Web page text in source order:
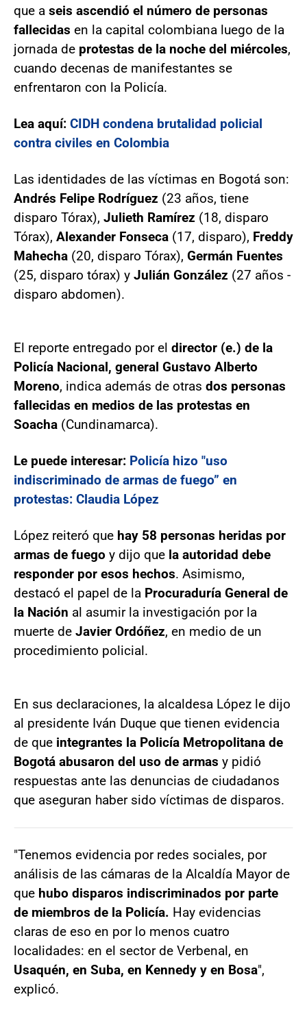
que a seis ascendió el número de personas
fallecidas en la capital colombiana luego de la
jornada de protestas de la noche del miércoles,
cuando decenas de manifestantes se
enfrentaron con la Policía.
Lea aquí: CIDH condena brutalidad policial
contra civiles en Colombia
Las identidades de las víctimas en Bogotá son:
Andrés Felipe Rodríguez (23 años, tiene
disparo Tórax), Julieth Ramírez (18, disparo
Tórax), Alexander Fonseca (17, disparo), Freddy
Mahecha (20, disparo Tórax), Germán Fuentes
(25, disparo tórax) y Julián González (27 años -
disparo abdomen).
El reporte entregado por el director (e.) de la
Policía Nacional, general Gustavo Alberto
Moreno, indica además de otras dos personas
fallecidas en medios de las protestas en
Soacha (Cundinamarca).
Le puede interesar: Policía hizo "uso
indiscriminado de armas de fuego” en
protestas: Claudia López
López reiteró que hay 58 personas heridas por
armas de fuego y dijo que la autoridad debe
responder por esos hechos. Asimismo,
destacó el papel de la Procuraduría General de
la Nación al asumir la investigación por la
muerte de Javier Ordóñez, en medio de un
procedimiento policial.
En sus declaraciones, la alcaldesa López le dijo
al presidente Iván Duque que tienen evidencia
de que integrantes la Policía Metropolitana de
Bogotá abusaron del uso de armas y pidió
respuestas ante las denuncias de ciudadanos
que aseguran haber sido víctimas de disparos.
"Tenemos evidencia por redes sociales, por
análisis de las cámaras de la Alcaldía Mayor de
que hubo disparos indiscriminados por parte
de miembros de la Policía. Hay evidencias
claras de eso en por lo menos cuatro
localidades: en el sector de Verbenal, en
Usaquén, en Suba, en Kennedy y en Bosa",
explicó.